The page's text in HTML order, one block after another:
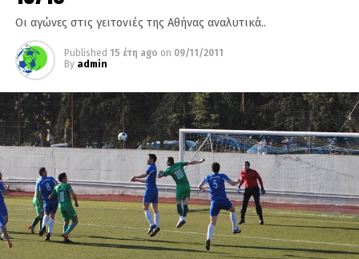
Οι αγώνες στις γειτονιές της Αθήνας αναλυτικά..
Published 15 έτη ago on 09/11/2011
By admin